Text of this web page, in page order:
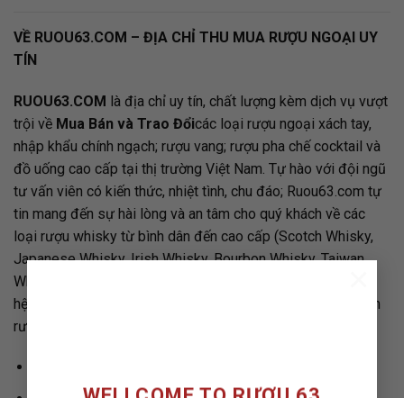
VỀ RUOU63.COM – ĐỊA CHỈ THU MUA RƯỢU NGOẠI UY
TÍN
RUOU63.COM là địa chỉ uy tín, chất lượng kèm dịch vụ vượt
trội về Mua Bán và Trao Đổicác loại rượu ngoại xách tay,
nhập khẩu chính ngạch; rượu vang; rượu pha chế cocktail và
đồ uống cao cấp tại thị trường Việt Nam. Tự hào với đội ngũ
tư vấn viên có kiến thức, nhiệt tình, chu đáo; Ruou63.com tự
tin mang đến sự hài lòng và an tâm cho quý khách về các
loại rượu whisky từ bình dân đến cao cấp (Scotch Whisky,
Japanese Whisky, Irish Whisky, Bourbon Whisky, Taiwan
Whisky,…), cùng các loại rượu Vang ngon đa dạng. Hãy liên
hệ shop RƯỢU 63 để được tư vấn và mua những sản phẩm
rượu tốt nhất.